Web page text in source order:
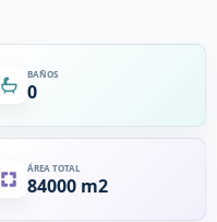
BAÑOS
0
ÁREA TOTAL
84000 m2